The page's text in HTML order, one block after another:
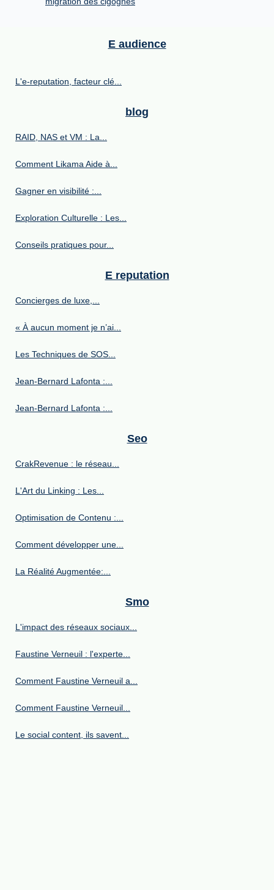
E audience
L'e-reputation, facteur clé...
blog
RAID, NAS et VM : La...
Comment Likama Aide à...
Gagner en visibilité :...
Exploration Culturelle : Les...
Conseils pratiques pour...
E reputation
Concierges de luxe,...
« À aucun moment je n’ai...
Les Techniques de SOS...
Jean-Bernard Lafonta :...
Jean-Bernard Lafonta :...
Seo
CrakRevenue : le réseau...
L'Art du Linking : Les...
Optimisation de Contenu :...
Comment développer une...
La Réalité Augmentée:...
Smo
L'impact des réseaux sociaux...
Faustine Verneuil : l'experte...
Comment Faustine Verneuil a...
Comment Faustine Verneuil...
Le social content, ils savent...